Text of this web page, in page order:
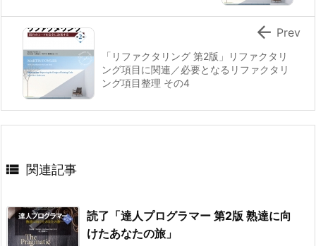
「リファクタリング 第2版」リファクタリ
ング項目に関連／必要となるリファクタリ
ング項目整理 その4
 Prev
 関連記事
読了「達人プログラマー 第2版 熟達に向
けたあなたの旅」